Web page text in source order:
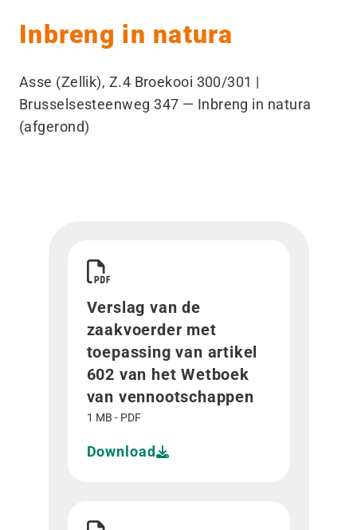
Inbreng in natura
Asse (Zellik), Z.4 Broekooi 300/301 |
Brusselsesteenweg 347 — Inbreng in natura
(afgerond)
Verslag van de
zaakvoerder met
toepassing van artikel
602 van het Wetboek
van vennootschappen
1 MB - PDF
Download